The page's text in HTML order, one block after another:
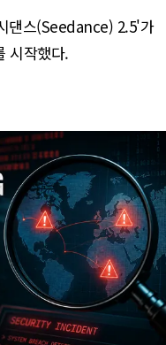
댄스(Seedance) 2.5'가
시작했다.